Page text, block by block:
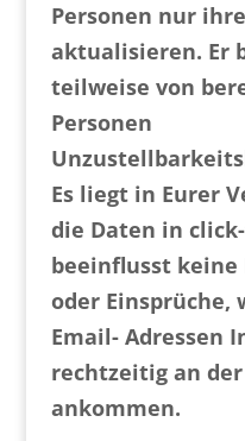
Personen nur
aktualisieren. Er
teilweise von
Personen
Es liegt in Eurer
die Daten in
beeinflusst keine
oder Einsprüche,
Email- Adressen
rechtzeitig an
ankommen.